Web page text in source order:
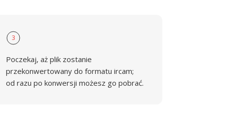
3
Poczekaj, aż plik zostanie
przekonwertowany do formatu ircam;
od razu po konwersji możesz go pobrać.